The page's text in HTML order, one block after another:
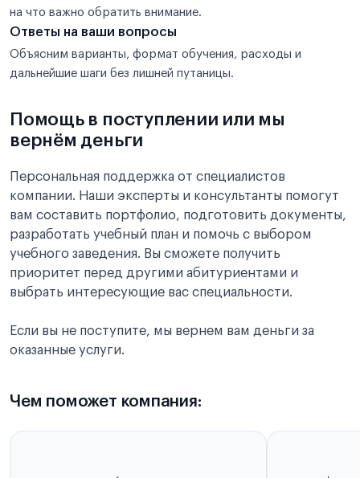
на что важно обратить внимание.
Ответы на ваши вопросы
Объясним варианты, формат обучения, расходы и
дальнейшие шаги без лишней путаницы.
Помощь в поступлении или мы
вернём деньги
Персональная поддержка от специалистов
компании. Наши эксперты и консультанты помогут
вам составить портфолио, подготовить документы,
разработать учебный план и помочь с выбором
учебного заведения. Вы сможете получить
приоритет перед другими абитуриентами и
выбрать интересующие вас специальности.
Если вы не поступите, мы вернем вам деньги за
оказанные услуги.
Чем поможет компания: